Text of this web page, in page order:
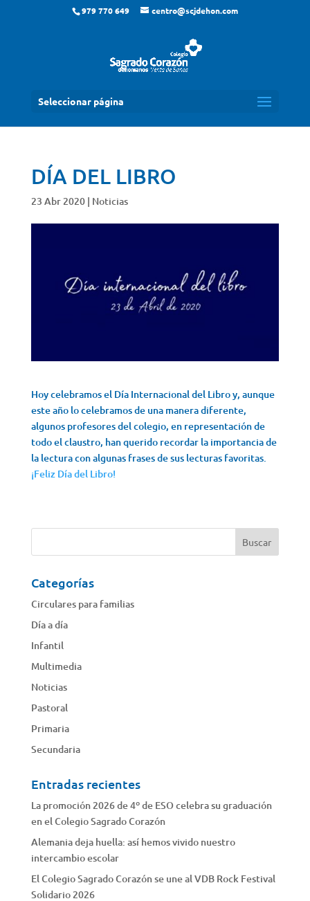
979 770 649 centro@scjdehon.com
Seleccionar página
DÍA DEL LIBRO
23 Abr 2020| Noticias
Hoy celebramos el Día Internacional del Libro y, aunque
este año lo celebramos de una manera diferente,
algunos profesores del colegio, en representación de
todo el claustro, han querido recordar la importancia de
la lectura con algunas frases de sus lecturas favoritas.
¡Feliz Día del Libro!
Categorías
Circulares para familias
Día a día
Infantil
Multimedia
Noticias
Pastoral
Primaria
Secundaria
Entradas recientes
La promoción 2026 de 4º de ESO celebra su graduación
en el Colegio Sagrado Corazón
Alemania deja huella: así hemos vivido nuestro
intercambio escolar
El Colegio Sagrado Corazón se une al VDB Rock Festival
Solidario 2026